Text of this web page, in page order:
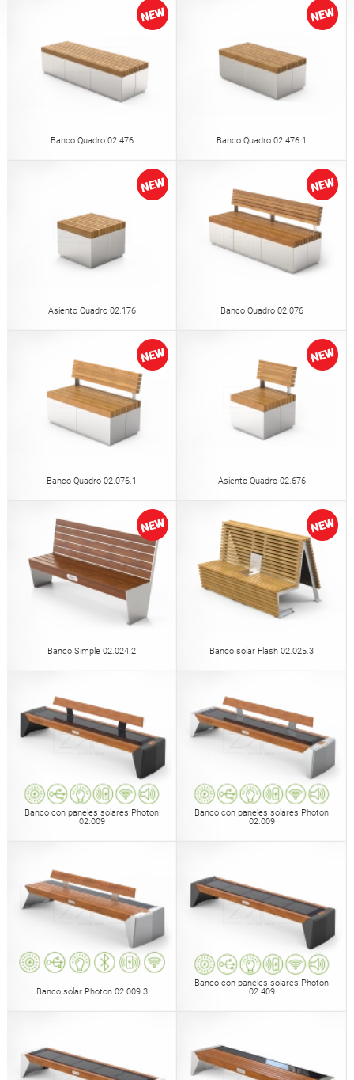
Pérgolas
Comederos para aves Farolas
Postes de señales de
tráfico
Estaciones de
desinfección
francés español
italiano finés
lituano
rumano noruego bokmal
estonio croata
Banco Quadro 02.476 Banco Quadro 02.476.1
Asiento Quadro 02.176 Banco Quadro 02.076
Banco Quadro 02.076.1 Asiento Quadro 02.676
Banco Simple 02.024.2 Banco solar Flash 02.025.3
Banco con paneles solares Photon
02.009
Banco con paneles solares Photon
02.009
Banco solar Photon 02.009.3
Banco con paneles solares Photon
02.409